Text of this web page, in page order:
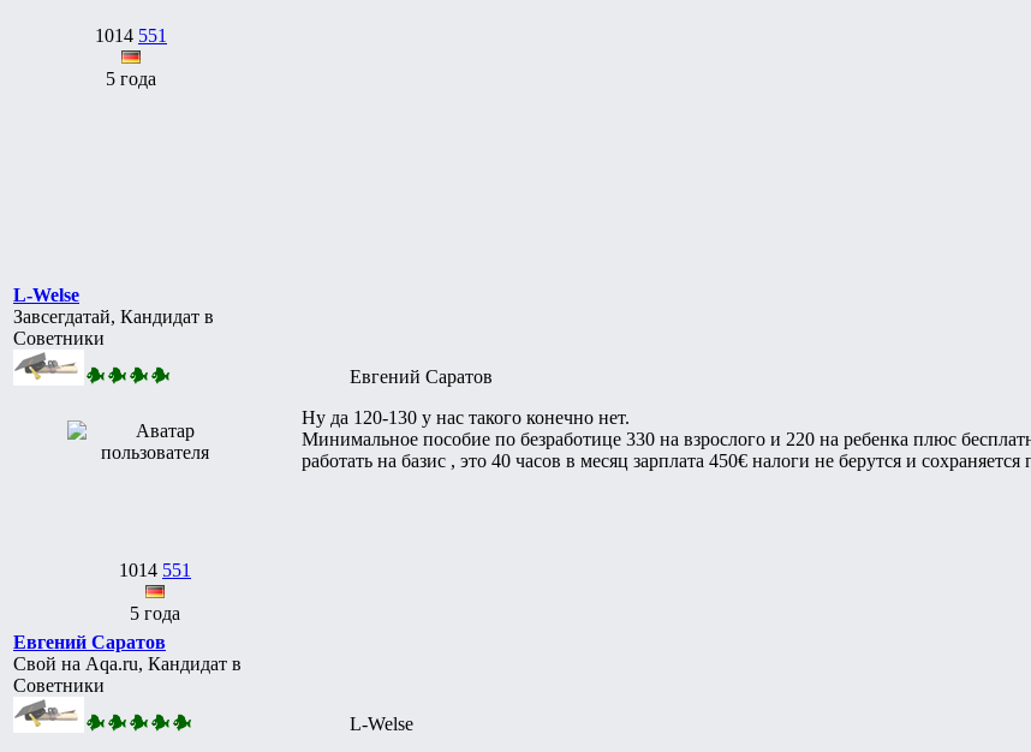
1014 551
5 года
L-Welse
Завсегдатай, Кандидат в
Советники
1014 551
5 года
Евгений Саратов
Ну да 120-130 у нас такого конечно нет.
Минимальное пособие по безработице 330 на взрослого и 220 на ребенка плюс
работать на базис , это 40 часов в месяц зарплата 450€ налоги не берутся и
Евгений Саратов
Свой на Aqa.ru, Кандидат в
Советники
L-Welse